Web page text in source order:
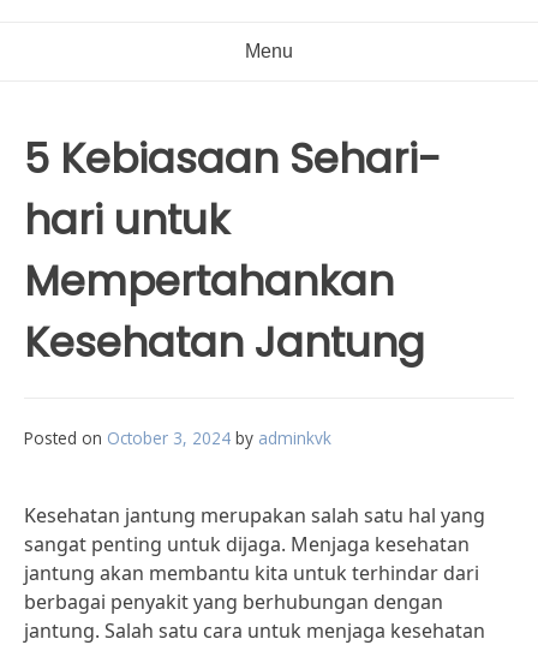
Menu
5 Kebiasaan Sehari-
hari untuk
Mempertahankan
Kesehatan Jantung
Posted on October 3, 2024 by adminkvk
Kesehatan jantung merupakan salah satu hal yang
sangat penting untuk dijaga. Menjaga kesehatan
jantung akan membantu kita untuk terhindar dari
berbagai penyakit yang berhubungan dengan
jantung. Salah satu cara untuk menjaga kesehatan